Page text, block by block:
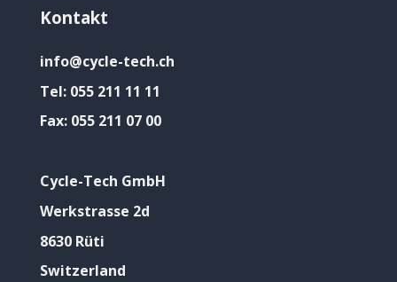
Kontakt
info@cycle-tech.ch
Tel: 055 211 11 11
Fax: 055 211 07 00
Cycle-Tech GmbH
Werkstrasse 2d
8630 Rüti
Switzerland